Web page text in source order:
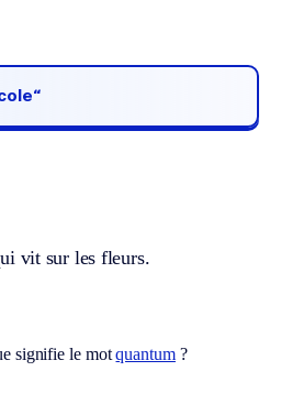
vit sur les fleurs.
signifie le motquantum?